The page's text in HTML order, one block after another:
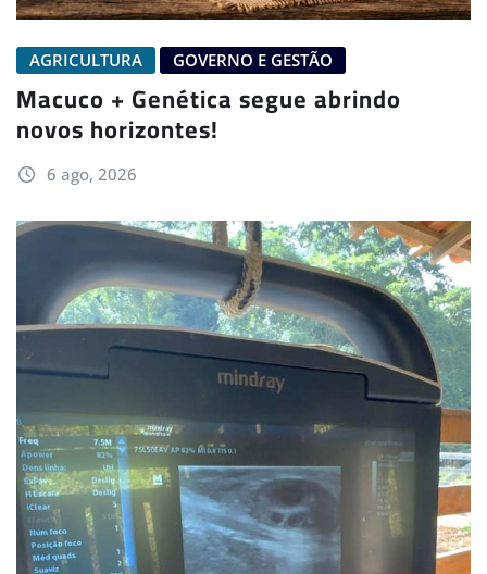
AGRICULTURA GOVERNO E GESTÃO
Macuco + Genética segue abrindo
novos horizontes!
6 ago, 2026